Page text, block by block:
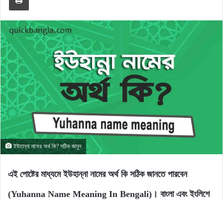
ইউহান্না নামের অর্থ কি? সঠিক জানুন
এই পোষ্টের মাধ্যমে ইউহান্না নামের অর্থ কি সঠিক জানতে পারবেন
(Yuhanna Name Meaning In Bengali)। বাংলা এবং ইংলিশে